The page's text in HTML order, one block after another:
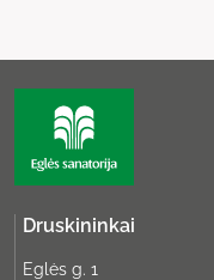
Druskininkai
Eglės g. 1